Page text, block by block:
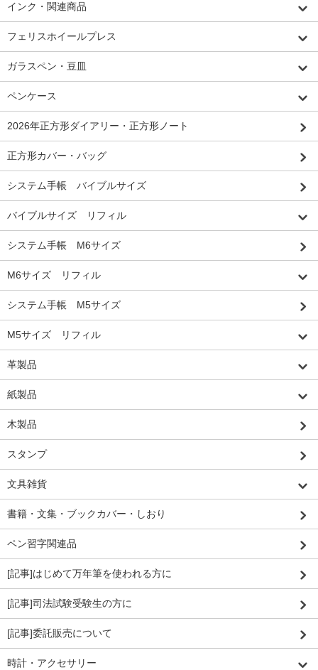
インク・関連商品
フェリスホイールプレス
ガラスペン・豆皿
ペンケース
2026年正方形ダイアリー・正方形ノート
正方形カバー・バッグ
システム手帳 バイブルサイズ
バイブルサイズ リフィル
システム手帳 M6サイズ
M6サイズ リフィル
システム手帳 M5サイズ
M5サイズ リフィル
革製品
紙製品
木製品
スタンプ
文具雑貨
書籍・文集・ブックカバー・しおり
ペン習字関連品
[記事]はじめて万年筆を使われる方に
[記事]司法試験受験生の方に
[記事]委託販売について
時計・アクセサリー